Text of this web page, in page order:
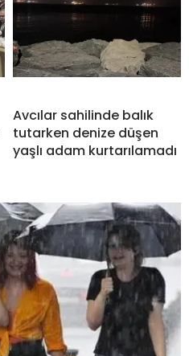
Avcılar sahilinde balık
tutarken denize düşen
yaşlı adam kurtarılamadı